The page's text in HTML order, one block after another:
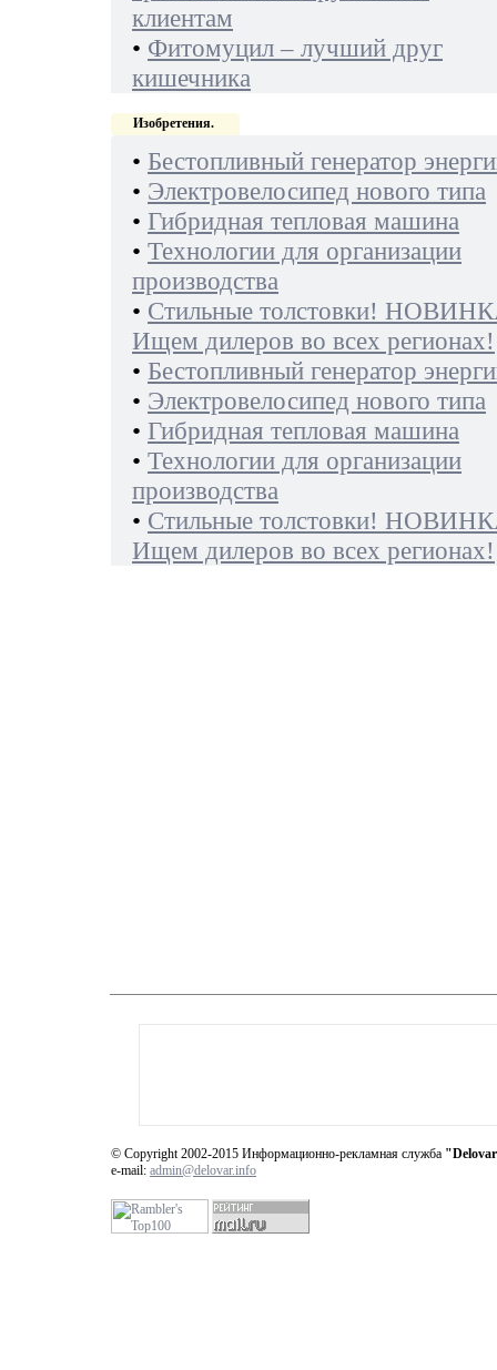
клиентам
• Фитомуцил – лучший друг
кишечника
Изобретения.
• Бестопливный генератор
• Электровелосипед нового типа
• Гибридная тепловая машина
• Технологии для организации
производства
• Стильные толстовки!
Ищем дилеров во всех регионах!
• Бестопливный генератор
• Электровелосипед нового типа
• Гибридная тепловая машина
• Технологии для организации
производства
• Стильные толстовки!
Ищем дилеров во всех регионах!
© Copyright 2002-2015 Информационно-рекламная служба
e-mail: admin@delovar.info